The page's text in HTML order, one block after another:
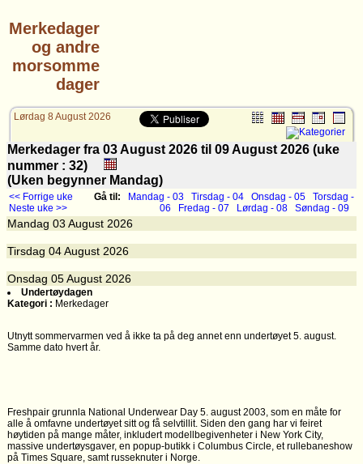
Merkedager
og andre
morsomme
dager
Lørdag 8 August 2026
Merkedager fra 03 August 2026 til 09 August 2026 (uke
nummer : 32)
(Uken begynner Mandag)
<< Forrige uke
Neste uke >>
Gå til: Mandag - 03 Tirsdag - 04 Onsdag - 05
Torsdag -
06
Fredag - 07 Lørdag - 08 Søndag - 09
Mandag 03 August 2026
Tirsdag 04August 2026
Onsdag 05August 2026
Undertøydagen
Kategori : Merkedager
Utnytt sommervarmen ved å ikke ta på deg annet enn undertøyet 5. august.
Samme dato hvert år.
Freshpair grunnla National Underwear Day 5. august 2003, som en måte for
alle å omfavne undertøyet sitt og få selvtillit. Siden den gang har vi feiret
høytiden på mange måter, inkludert modellbegivenheter i New York City,
massive undertøysgaver, en popup-butikk i Columbus Circle, et rullebaneshow
på Times Square, samt russeknuter i Norge.